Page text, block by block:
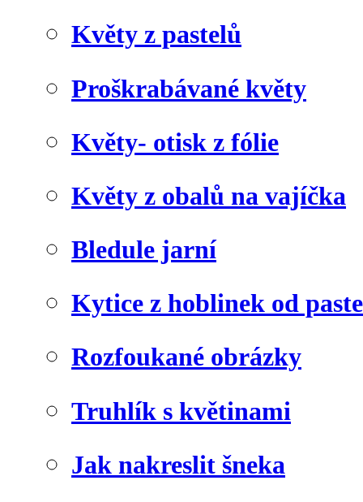
Květy z pastelů
Proškrabávané květy
Květy- otisk z fólie
Květy z obalů na vajíčka
Bledule jarní
Kytice z hoblinek od
Rozfoukané obrázky
Truhlík s květinami
Jak nakreslit šneka